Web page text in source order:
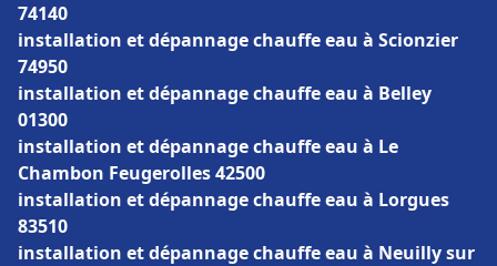
74140
installation et dépannage chauffe eau à Scionzier
74950
installation et dépannage chauffe eau à Belley
01300
installation et dépannage chauffe eau à Le
Chambon Feugerolles 42500
installation et dépannage chauffe eau à Lorgues
83510
installation et dépannage chauffe eau à Neuilly sur